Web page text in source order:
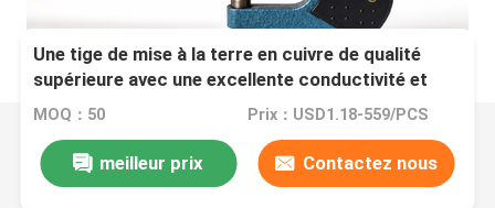
Une tige de mise à la terre en cuivre de qualité
supérieure avec une excellente conductivité et
une durabilité
MOQ：50 Prix：USD1.18-559/PCS
meilleur prix Contactez nous